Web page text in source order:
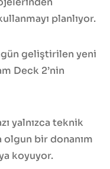
planlıyor.
geliştirilen yeni
Deck 2’nin
yalnızca teknik
bir donanım
koyuyor.